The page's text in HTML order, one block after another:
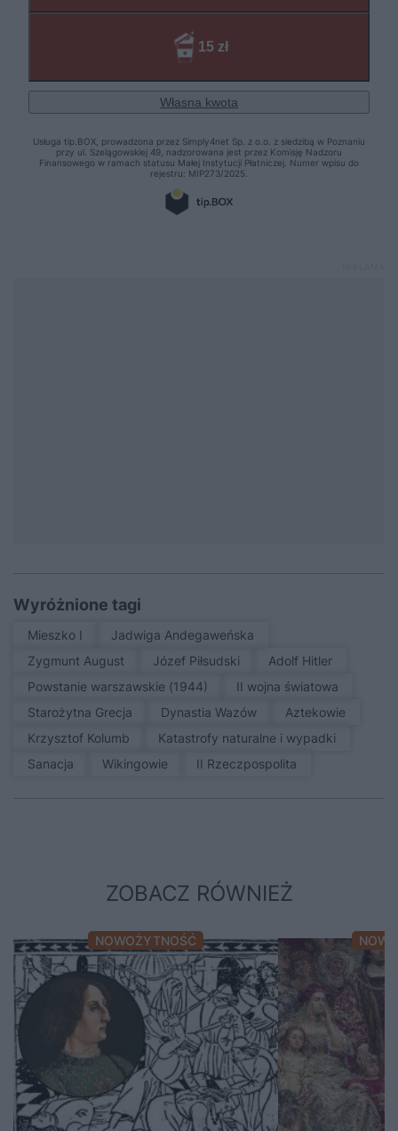
Wyróżnione tagi
Mieszko I
Jadwiga Andegaweńska
Zygmunt August
Józef Piłsudski
Adolf Hitler
Powstanie warszawskie (1944)
II wojna światowa
Starożytna Grecja
Dynastia Wazów
Aztekowie
Krzysztof Kolumb
Katastrofy naturalne i wypadki
sanacja
Wikingowie II Rzeczpospolita
ZOBACZ RÓWNIEŻ
NOWOŻYTNOŚĆ